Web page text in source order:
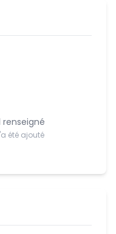
été ajouté